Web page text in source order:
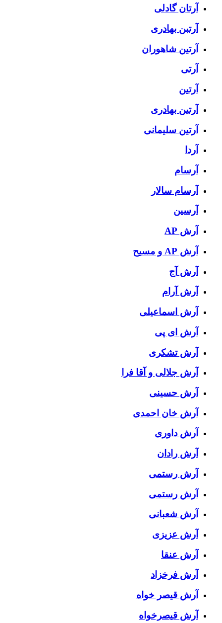
آرتان گادلی
آرتبن بهادری
آرتين شاهوران
آرتی
آرتین
آرتین بهادری
آرتین سلیمانی
آردا
آرسام
آرسام سالار
آرسین
آرش AP
آرش AP و مسیح
آرش آج
آرش آرام
آرش اسماعیلی
آرش ای پی
آرش تشکری
آرش جلالی و آقا فرا
آرش حسینی
آرش خان احمدی
آرش داوری
آرش رادان
آرش رستمى
آرش رستمی
آرش شعبانی
آرش عزیزی
آرش عنقا
آرش فرخزاد
آرش قیصر خواه
آرش قیصرخواه